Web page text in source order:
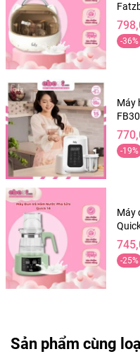
Giá
gốc
Giá
hiện
-36%
Máy
Giá
gốc
Giá
hiện
-19%
Máy
Giá
gốc
Giá
hiện
-25%
Sản phẩm cùng